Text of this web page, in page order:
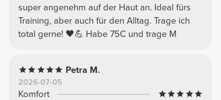
super angenehm auf der Haut an. Ideal fürs
Training, aber auch für den Alltag. Trage ich
total gerne! 🖤💪 Habe 75C und trage M
Petra M.
2026-07-05
Komfort